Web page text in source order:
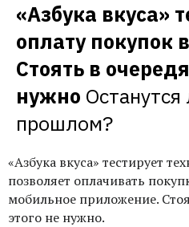
«Азбука вкуса»
оплату покупок
Стоять в
нужно
прошлом?
«Азбука вкуса» тестирует
позволяет оплачивать
мобильное приложение.
этого не нужно.